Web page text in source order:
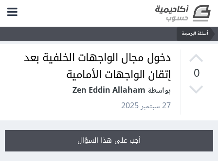
أسئلة البرمجة
0
دخول مجال الواجهات الخلفية بعد
إتقان الواجهات الأمامية
بواسطة Zen Eddin Allaham
27 سبتمبر 2025
أجب على هذا السؤال